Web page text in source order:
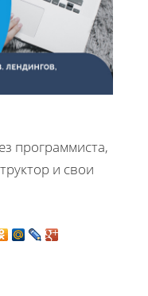
программиста,
и свои